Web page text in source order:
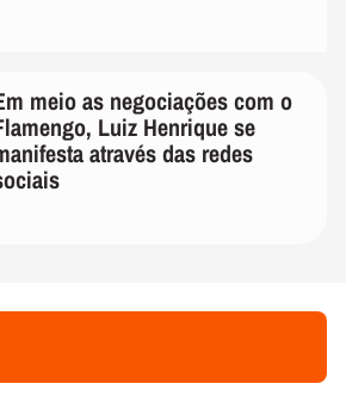
meio as negociações com o
Luiz Henrique se
através das redes